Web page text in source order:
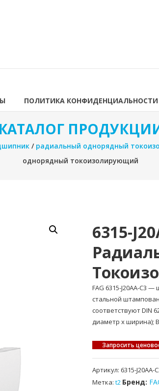
ПОЛИТИКА КОНФИДЕНЦИАЛЬНОСТИ
КАТАЛОГ
/ радиальный однорядный
однорядный токоизолирующий
6315-
FAG 6315-J20AA-
стальной
соответствуют DIN
диаметр x ширина);
Запросить
Артикул: 6315-J20AA-
Метка: t2 Бренд: